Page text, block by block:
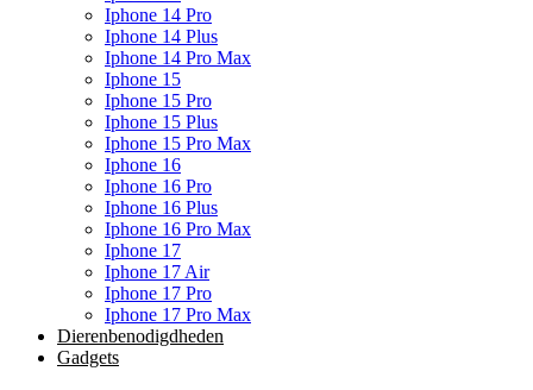
Iphone 14 Pro
Iphone 14 Plus
Iphone 14 Pro Max
Iphone 15
Iphone 15 Pro
Iphone 15 Plus
Iphone 15 Pro Max
Iphone 16
Iphone 16 Pro
Iphone 16 Plus
Iphone 16 Pro Max
Iphone 17
Iphone 17 Air
Iphone 17 Pro
Iphone 17 Pro Max
Dierenbenodigdheden
Gadgets